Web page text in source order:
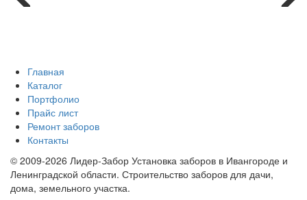
Главная
Каталог
Портфолио
Прайс лист
Ремонт заборов
Контакты
© 2009-2026 Лидер-Забор Установка заборов в Ивангороде и
Ленинградской области. Строительство заборов для дачи,
дома, земельного участка.